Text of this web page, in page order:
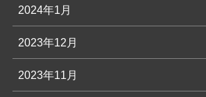
2024年1月
2023年12月
2023年11月